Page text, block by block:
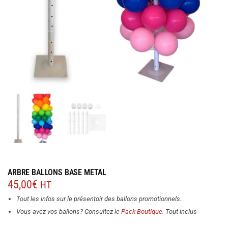
ARBRE BALLONS BASE METAL
45,00€ HT
Tout les infos sur le présentoir des ballons promotionnels.
Vous avez vos ballons? Consultez le Pack Boutique. Tout inclus